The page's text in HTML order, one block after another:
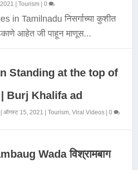
|Tourism |0
in Tamilnadu निसर्गाच्या कुशीत
आहेत जी पाहून माणूस...
Standing at the top of
Burj Khalifa ad
|ऑगस्ट 15, 2021 |Tourism,Viral Videos |0
Wada विश्रामबाग